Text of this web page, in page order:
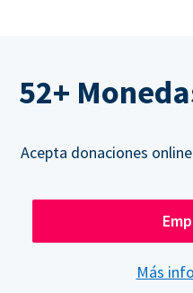
52+
Acepta donaciones
Más